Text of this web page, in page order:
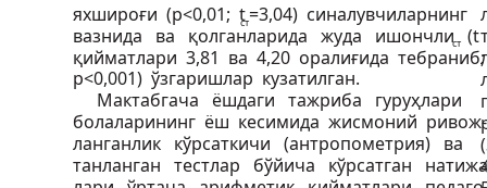
яхшироғи (р<0,01; tст=3,04) синалувчиларнинг
вазнида ва қолганларида жуда ишончли (t
ст
қийматлари 3,81 ва 4,20 оралиғида
р<0,001) ўзгаришлар кузатилган.
Мактабгача ёшдаги тажриба гуруҳлари
болаларининг ёш кесимида жисмоний ривож-
ланганлик кўрсаткичи (антропометрия) ва
танланган тестлар бўйича кўрсатган